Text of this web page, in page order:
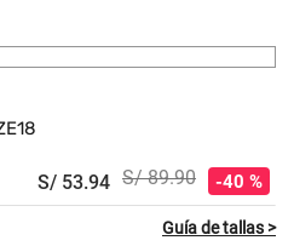
S/ 53.94 S/ 89.90 40 %